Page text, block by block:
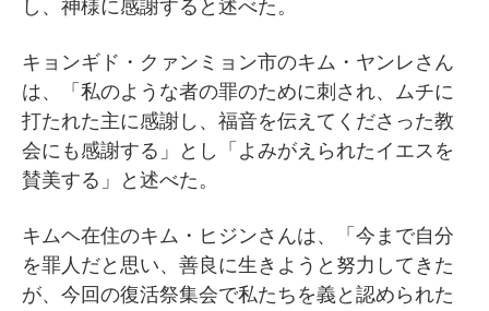
し、神様に感謝すると述べた。
キョンギド・クァンミョン市のキム・ヤンレさん
は、「私のような者の罪のために刺され、ムチに
打たれた主に感謝し、福音を伝えてくださった教
会にも感謝する」とし「よみがえられたイエスを
賛美する」と述べた。
キムヘ在住のキム・ヒジンさんは、「今まで自分
を罪人だと思い、善良に生きようと努力してきた
が、今回の復活祭集会で私たちを義と認められた